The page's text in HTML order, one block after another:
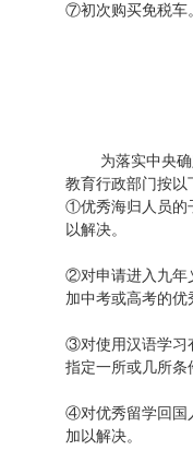
⑦初次购买免税车。
为落实中央
教育行政部门按以
①优秀海归人员的
以解决。
②对申请进入九年
加中考或高考的
③对使用汉语学
指定一所或几所条
④对优秀留学回国
加以解决。